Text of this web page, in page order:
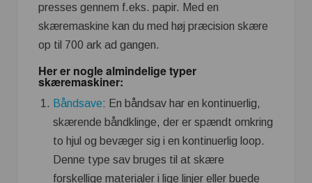
presses gennem f.eks. papir. Med en
skæremaskine kan du med høj præcision skære
op til 700 ark ad gangen.
Her er nogle almindelige typer
skæremaskiner:
Båndsave: En båndsav har en kontinuerlig,
skærende båndklinge, der er spændt omkring
to hjul og bevæger sig i en kontinuerlig loop.
Denne type sav bruges til at skære
forskellige materialer i lige linjer eller buede